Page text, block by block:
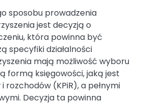
sposobu prowadzenia
jest decyzją o
która powinna być
specyfiki działalności
mają możliwość wyboru
formą księgowości, jaką jest
rozchodów (KPiR), a pełnymi
Decyzja ta powinna